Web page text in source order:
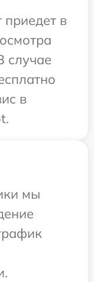
приедет в
случае
в
мы